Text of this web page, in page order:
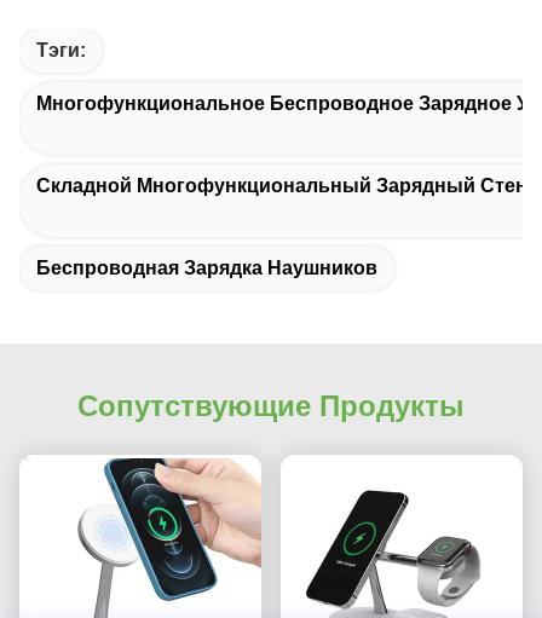
Тэги:
Многофункциональное Беспроводное Зарядное
Складной Многофункциональный Зарядный Стенд
Беспроводная Зарядка Наушников
Сопутствующие Продукты